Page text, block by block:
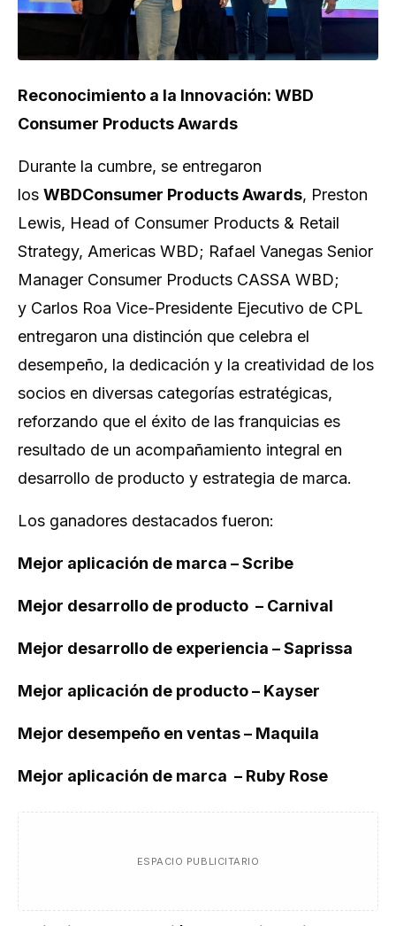
Reconocimiento a la Innovación: WBD
Consumer Products Awards
Durante la cumbre, se entregaron
los WBDConsumer Products Awards, Preston
Lewis, Head of Consumer Products & Retail
Strategy, Americas WBD; Rafael Vanegas Senior
Manager Consumer Products CASSA WBD;
y Carlos Roa Vice-Presidente Ejecutivo de CPL
entregaron una distinción que celebra el
desempeño, la dedicación y la creatividad de los
socios en diversas categorías estratégicas,
reforzando que el éxito de las franquicias es
resultado de un acompañamiento integral en
desarrollo de producto y estrategia de marca.
Los ganadores destacados fueron:
Mejor aplicación de marca – Scribe
Mejor desarrollo de producto – Carnival
Mejor desarrollo de experiencia – Saprissa
Mejor aplicación de producto – Kayser
Mejor desempeño en ventas – Maquila
Mejor aplicación de marca – Ruby Rose
ESPACIO PUBLICITARIO